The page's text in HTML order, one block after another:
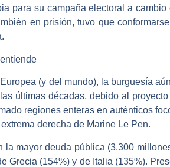
para su campaña electoral a
en prisión, tuvo que
(y del mundo), la burguesía
últimas décadas, debido al
regiones enteras en auténticos
derecha de Marine Le Pen.
mayor deuda pública (3.300
Grecia (154%) y de Italia (135%).